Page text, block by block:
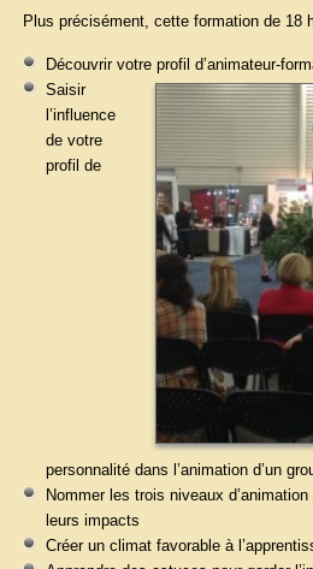
Plus précisément, cette formation de 18
Découvrir votre profil d’animateur-
Saisir
l’influence
de votre
profil de
personnalité dans l’animation d’un
Nommer les trois niveaux
leurs impacts
Créer un climat favorable à